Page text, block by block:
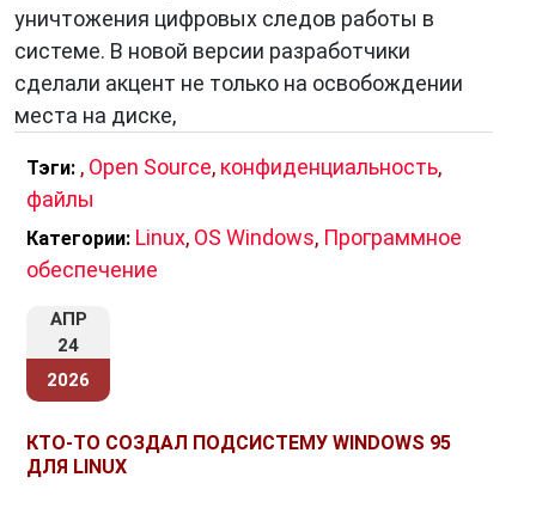
уничтожения цифровых следов работы в
системе. В новой версии разработчики
сделали акцент не только на освобождении
места на диске,
Тэги: , Open Source, конфиденциальность,
файлы
Категории: Linux, OS Windows, Программное
обеспечение
АПР
24
2026
КТО-ТО СОЗДАЛ ПОДСИСТЕМУ WINDOWS 95
ДЛЯ LINUX